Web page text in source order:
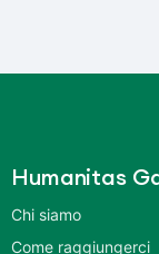
Humanitas
Chi siamo
Come raggiungerci